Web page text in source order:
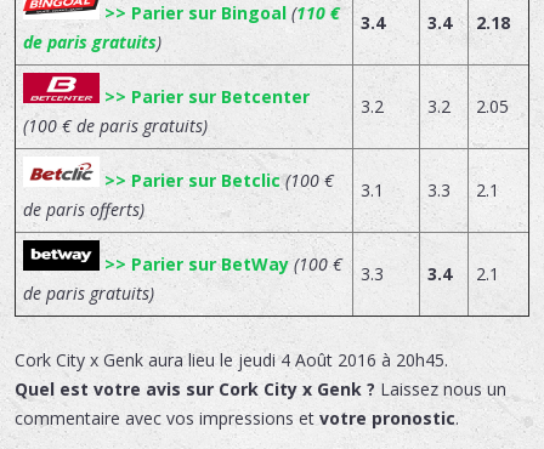
>> Parier sur Bingoal (110 €
de paris gratuits)
3.4 3.4 2.18
>> Parier sur Betcenter
(100 € de paris gratuits)
3.2 3.2 2.05
>> Parier sur Betclic (100 €
de paris offerts)
3.1 3.3 2.1
>> Parier sur BetWay (100 €
de paris gratuits)
3.3 3.4 2.1
Cork City x Genk aura lieu le jeudi 4 Août 2016 à 20h45.
Quel est votre avis sur Cork City x Genk ? Laissez nous un
commentaire avec vos impressions et votre pronostic.